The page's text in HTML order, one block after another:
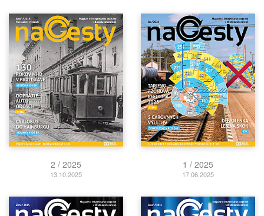
2 / 2025
13.10.2025
1 / 2025
17.06.2025